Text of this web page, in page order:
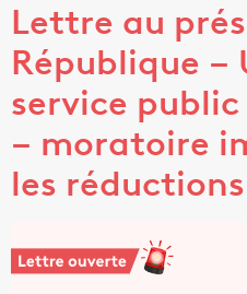
Lettre au
République –
service
– moratoire
les